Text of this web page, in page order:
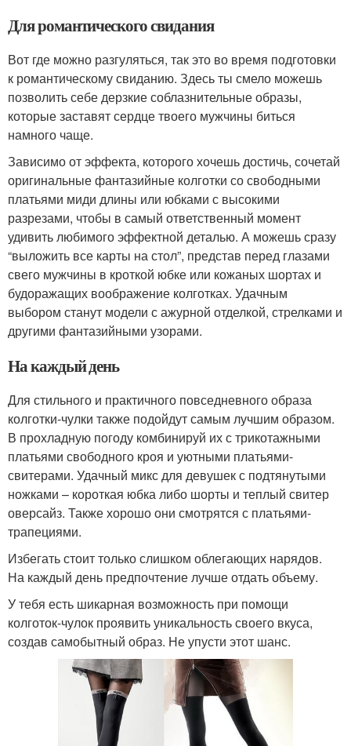
Для романтического свидания
Вот где можно разгуляться, так это во время подготовки
к романтическому свиданию. Здесь ты смело можешь
позволить себе дерзкие соблазнительные образы,
которые заставят сердце твоего мужчины биться
намного чаще.
Зависимо от эффекта, которого хочешь достичь, сочетай
оригинальные фантазийные колготки со свободными
платьями миди длины или юбками с высокими
разрезами, чтобы в самый ответственный момент
удивить любимого эффектной деталью. А можешь сразу
“выложить все карты на стол”, представ перед глазами
свего мужчины в кроткой юбке или кожаных шортах и
будоражащих воображение колготках. Удачным
выбором станут модели с ажурной отделкой, стрелками и
другими фантазийными узорами.
На каждый день
Для стильного и практичного повседневного образа
колготки-чулки также подойдут самым лучшим образом.
В прохладную погоду комбинируй их с трикотажными
платьями свободного кроя и уютными платьями-
свитерами. Удачный микс для девушек с подтянутыми
ножками – короткая юбка либо шорты и теплый свитер
оверсайз. Также хорошо они смотрятся с платьями-
трапециями.
Избегать стоит только слишком облегающих нарядов.
На каждый день предпочтение лучше отдать объему.
У тебя есть шикарная возможность при помощи
колготок-чулок проявить уникальность своего вкуса,
создав самобытный образ. Не упусти этот шанс.